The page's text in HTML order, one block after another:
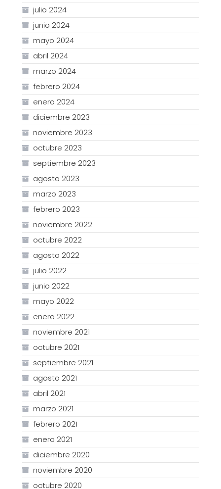
julio 2024
junio 2024
mayo 2024
abril 2024
marzo 2024
febrero 2024
enero 2024
diciembre 2023
noviembre 2023
octubre 2023
septiembre 2023
agosto 2023
marzo 2023
febrero 2023
noviembre 2022
octubre 2022
agosto 2022
julio 2022
junio 2022
mayo 2022
enero 2022
noviembre 2021
octubre 2021
septiembre 2021
agosto 2021
abril 2021
marzo 2021
febrero 2021
enero 2021
diciembre 2020
noviembre 2020
octubre 2020